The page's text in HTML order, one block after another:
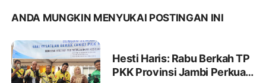
ANDA MUNGKIN MENYUKAI POSTINGAN INI
Hesti Haris: Rabu Berkah TP
PKK Provinsi Jambi Perkuat